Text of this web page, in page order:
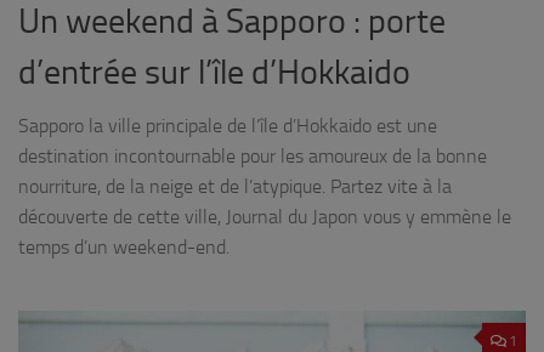
Un weekend à Sapporo : porte
d’entrée sur l’île d’Hokkaido
Sapporo la ville principale de l’île d’Hokkaido est une
destination incontournable pour les amoureux de la bonne
nourriture, de la neige et de l’atypique. Partez vite à la
découverte de cette ville, Journal du Japon vous y emmène le
temps d’un weekend-end.
1